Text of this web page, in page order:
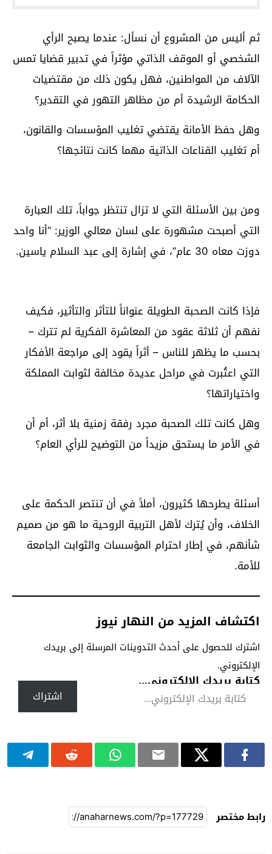
ثم أليس من المشروع أن نسأل: عندما يصبح الرأي
الشخصي أو الموقف الذاتي مؤثراً في تدبير قضايا تمس
الآلاف من المواطنين، فهل يكون ذلك من مقتضيات
الحكامة الرشيدة أم من مظاهر التهور في التقدير؟
وهل حفظ الأمانة يقتضي تغليب المؤسسات والقانون،
أم تغليب القناعات الذاتية مهما كانت نتائجها؟
ومن بين الأسئلة التي لا تزال تنتظر جواباً، تلك العبارة
التي أصبحت مشهورة على لسان معالي الوزير: “أنا واحد
دوزت معاه 30 عام”، في إشارة إلى عبد السلام ياسين.
فإذا كانت الصحبة الطويلة عنواناً للتأثر والتأثير، فكيف
نفهم أن ثلاثة عقود من المعاشرة الفكرية لم تترك –
بحسب ما يظهر للناس – أثراً يقود إلى مراجعة الأفكار
التي اعتُبرت في مراحل عديدة مخالفة لثوابت المملكة
واختياراتها؟
وهل كانت تلك الصحبة مجرد رفقة زمنية بلا أثر، أم أن
في الأمر ما يستحق مزيداً من التوضيح للرأي العام؟
أسئلة يطرحها كثيرون، أملاً في أن تنتصر الحكمة على
الخلاف، وأن يُترك لأهل التربية الروحية ما هو من صميم
شأنهم، في إطار احترام المؤسسات والثوابت الجامعة
للأمة.
اكتشاف المزيد من النهار نيوز
اشترك للحصول على أحدث التدوينات المرسلة إلى بريدك
الإلكتروني.
كتابة بريدك الإلكتروني...
اشتراك
رابط مختصر